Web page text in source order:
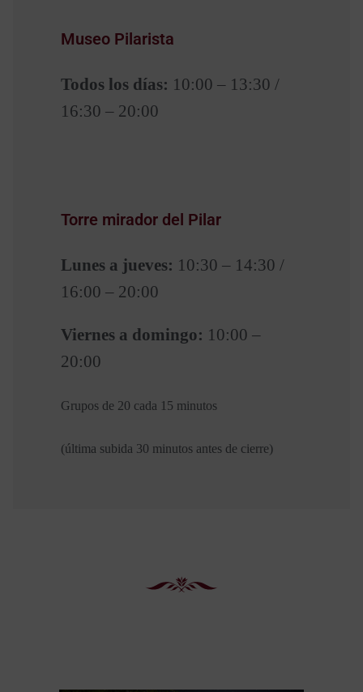
Museo Pilarista
Todos los días: 10:00 – 13:30 /
16:30 – 20:00
Torre mirador del Pilar
Lunes a jueves: 10:30 – 14:30 /
16:00 – 20:00
Viernes a domingo: 10:00 –
20:00
Grupos de 20 cada 15 minutos
(última subida 30 minutos antes de cierre)